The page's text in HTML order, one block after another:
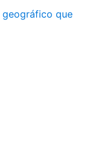
geográfico que